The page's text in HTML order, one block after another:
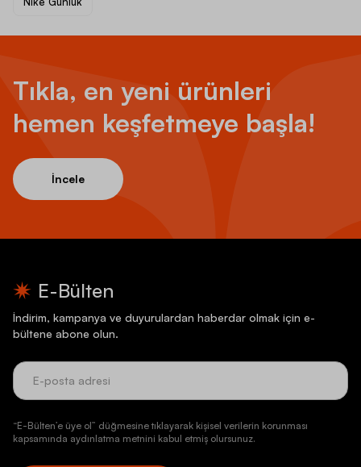
Tıkla, en yeni ürünleri
hemen keşfetmeye başla!
İncele
E-Bülten
İndirim, kampanya ve duyurulardan haberdar olmak için e-
bültene abone olun.
“E-Bülten’e üye ol” düğmesine tıklayarak kişisel verilerin korunması
kapsamında aydınlatma metnini kabul etmiş olursunuz.